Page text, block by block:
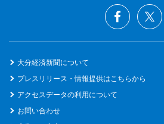
大分経済新聞について
プレスリリース・情報提供はこちらから
アクセスデータの利用について
お問い合わせ